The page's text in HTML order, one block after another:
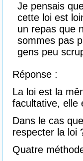
Je pensais
cette loi est
un repas que
sommes pas
gens peu
Réponse :
La loi est la
facultative, elle
Dans le cas
respecter la loi
Quatre